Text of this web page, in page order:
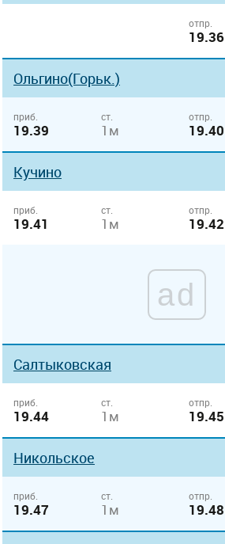
отпр.
19.36
Ольгино(Горьк.)
приб.
19.39
ст.
1м
отпр.
19.40
Кучино
приб.
19.41
ст.
1м
отпр.
19.42
ad
Салтыковская
приб.
19.44
ст.
1м
отпр.
19.45
Никольское
приб.
19.47
ст.
1м
отпр.
19.48